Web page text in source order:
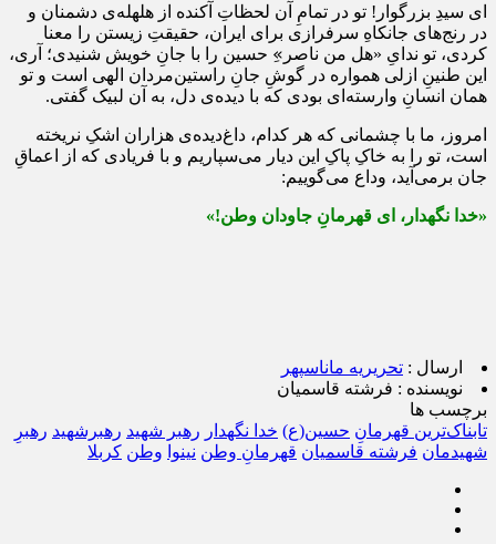
ای سیدِ بزرگوار! تو در تمامِ آن لحظاتِ آکنده از هلهله‌ی دشمنان و
در رنج‌های جانکاهِ سرفرازی برای ایران، حقیقتِ زیستن را معنا
کردی، تو ندایِ «هل من ناصر»ِ حسین را با جانِ خویش شنیدی؛ آری،
این طنینِ ازلی همواره در گوشِ جانِ راستین‌مردان الهی است و تو
همان انسانِ وارسته‌ای بودی که با دیده‌ی دل، به آن لبیک گفتی.
امروز، ما با چشمانی که هر کدام، داغ‌دیده‌ی هزاران اشکِ نریخته
است، تو را به خاکِ پاکِ این دیار می‌سپاریم و با فریادی که از اعماقِ
جان برمی‌آید، وداع می‌گوییم:
«خدا نگهدار، ای قهرمانِ جاودان وطن!»
ارسال : تحریریه ماناسپهر
نویسنده : فرشته قاسمیان
برچسب ها
تابناک‌ترین قهرمانِ حسین(ع) خدا نگهدار رهبر شهید رهبرشهید رهبرِ
شهیدمان فرشته قاسمیان قهرمانِ وطن نینوا وطن کربلا